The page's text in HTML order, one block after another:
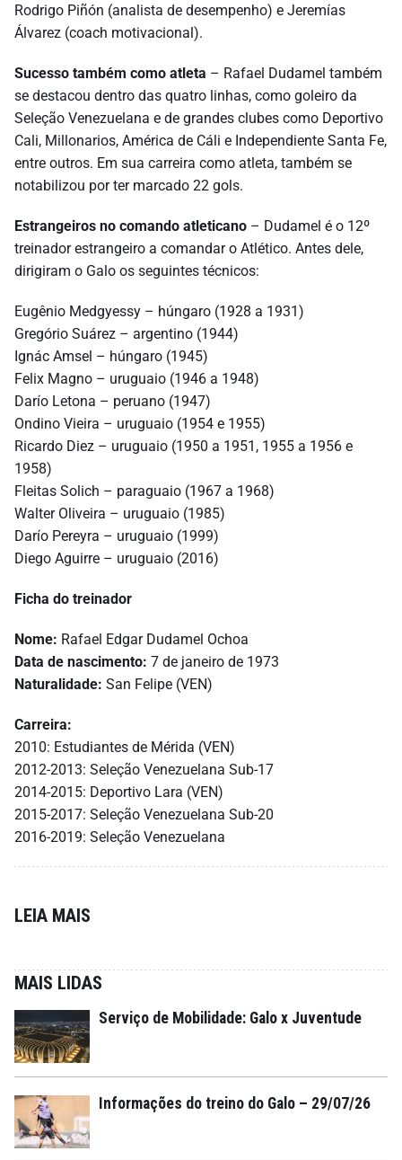
Rodrigo Piñón (analista de desempenho) e Jeremías
Álvarez (coach motivacional).
Sucesso também como atleta – Rafael Dudamel também
se destacou dentro das quatro linhas, como goleiro da
Seleção Venezuelana e de grandes clubes como Deportivo
Cali, Millonarios, América de Cáli e Independiente Santa Fe,
entre outros. Em sua carreira como atleta, também se
notabilizou por ter marcado 22 gols.
Estrangeiros no comando atleticano – Dudamel é o 12º
treinador estrangeiro a comandar o Atlético. Antes dele,
dirigiram o Galo os seguintes técnicos:
Eugênio Medgyessy – húngaro (1928 a 1931)
Gregório Suárez – argentino (1944)
Ignác Amsel – húngaro (1945)
Felix Magno – uruguaio (1946 a 1948)
Darío Letona – peruano (1947)
Ondino Vieira – uruguaio (1954 e 1955)
Ricardo Diez – uruguaio (1950 a 1951, 1955 a 1956 e
1958)
Fleitas Solich – paraguaio (1967 a 1968)
Walter Oliveira – uruguaio (1985)
Darío Pereyra – uruguaio (1999)
Diego Aguirre – uruguaio (2016)
Ficha do treinador
Nome: Rafael Edgar Dudamel Ochoa
Data de nascimento: 7 de janeiro de 1973
Naturalidade: San Felipe (VEN)
Carreira:
2010: Estudiantes de Mérida (VEN)
2012-2013: Seleção Venezuelana Sub-17
2014-2015: Deportivo Lara (VEN)
2015-2017: Seleção Venezuelana Sub-20
2016-2019: Seleção Venezuelana
LEIA MAIS
MAIS LIDAS
Serviço de Mobilidade: Galo x Juventude
Informações do treino do Galo – 29/07/26